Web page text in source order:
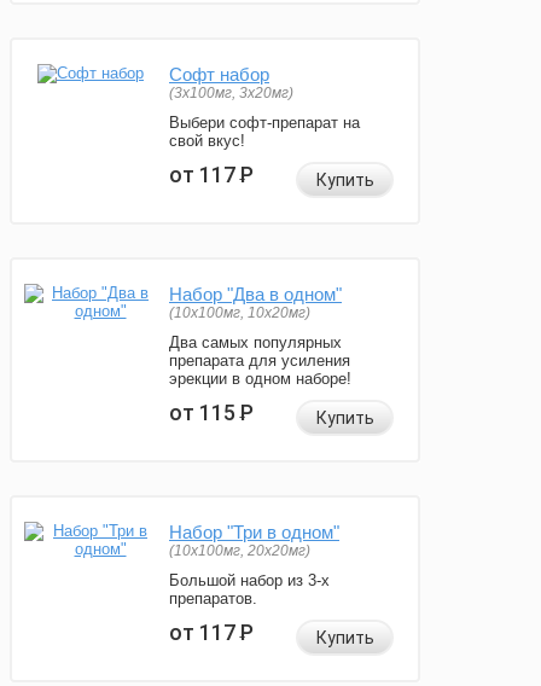
Софт набор
(3x100мг, 3x20мг)
Выбери софт-препарат на
свой вкус!
от 117Р Купить
Набор "Два в одном"
(10x100мг, 10x20мг)
Два самых популярных
препарата для усиления
эрекции в одном наборе!
от 115Р Купить
Набор "Три в одном"
(10x100мг, 20x20мг)
Большой набор из 3-х
препаратов.
от 117Р Купить